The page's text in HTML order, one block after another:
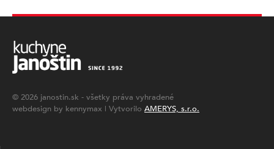
© 2026 janostin.sk - všetky práva vyhradené
webdesign by kennymax | Vytvorilo AMERYS, s.r.o.